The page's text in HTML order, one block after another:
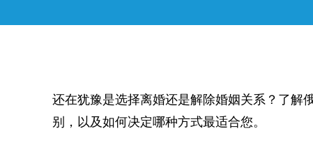
还在犹豫是选择离婚还是解除婚姻关系？了解
别，以及如何决定哪种方式最适合您。